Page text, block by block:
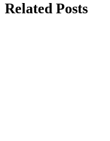
Related Posts